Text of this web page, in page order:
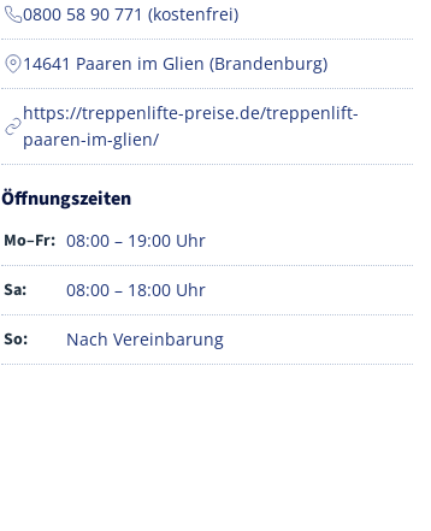
0800 58 90 771 (kostenfrei)
14641 Paaren im Glien (Brandenburg)
https://treppenlifte-preise.de/treppenlift-
paaren-im-glien/
Öffnungszeiten
Mo–Fr: 08:00 – 19:00 Uhr
Sa: 08:00 – 18:00 Uhr
So: Nach Vereinbarung